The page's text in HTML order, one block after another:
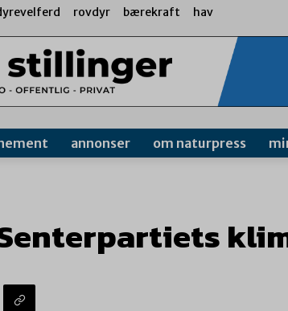
rovdyr bærekraft hav
annonser om naturpress